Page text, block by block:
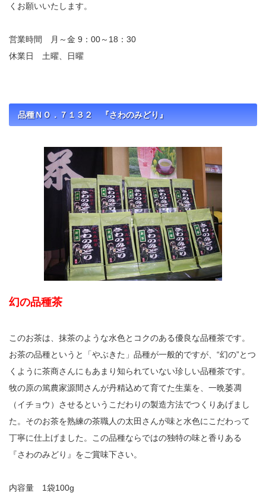
くお願いいたします。
営業時間 月～金 9：00～18：30
休業日 土曜、日曜
品種ＮＯ．７１３２ 『さわのみどり』
幻の品種茶
このお茶は、抹茶のような水色とコクのある優良な品種茶です。
お茶の品種というと「やぶきた」品種が一般的ですが、“幻の”とつ
くように茶商さんにもあまり知られていない珍しい品種茶です。
牧の原の篤農家源間さんが丹精込めて育てた生葉を、一晩萎凋
（イチョウ）させるというこだわりの製造方法でつくりあげまし
た。そのお茶を熟練の茶職人の太田さんが味と水色にこだわって
丁寧に仕上げました。この品種ならではの独特の味と香りある
『さわのみどり』をご賞味下さい。
内容量 1袋100g